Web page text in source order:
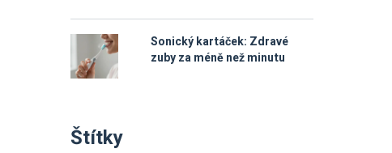
Sonický kartáček: Zdravé
zuby za méně než minutu
Štítky